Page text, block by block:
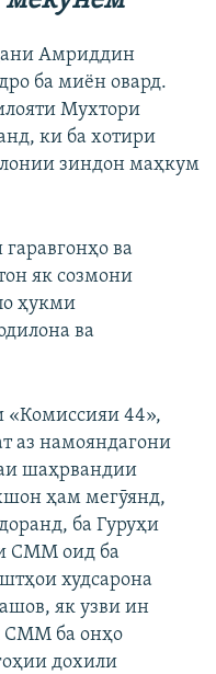
Амриддин
ба миён овард.
Мухтори
ки ба хотири
зиндон маҳкум
ва
як созмони
ҳукми
ва
«Комиссияи 44»,
аз намояндагони
шаҳрвандии
ҳам мегӯянд,
ба Гуруҳи
СММ оид ба
худсарона
як узви ин
СММ ба онҳо
дохили